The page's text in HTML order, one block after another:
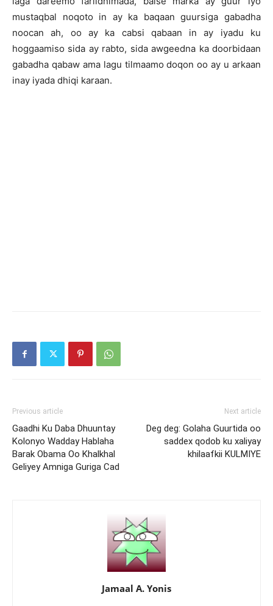
mustaqbal noqoto in ay ka baqaan guursiga gabadha
noocan ah, oo ay ka cabsi qabaan in ay iyadu ku
hoggaamiso sida ay rabto, sida awgeedna ka doorbidaan
gabadha qabaw ama lagu tilmaamo doqon oo ay u arkaan
inay iyada dhiqi karaan.
Previous article
Gaadhi Ku Daba Dhuuntay
Kolonyo Wadday Hablaha
Barak Obama Oo Khalkhal
Geliyey Amniga Guriga Cad
Next article
Deg deg: Golaha Guurtida oo
saddex qodob ku xaliyay
khilaafkii KULMIYE
Jamaal A. Yonis